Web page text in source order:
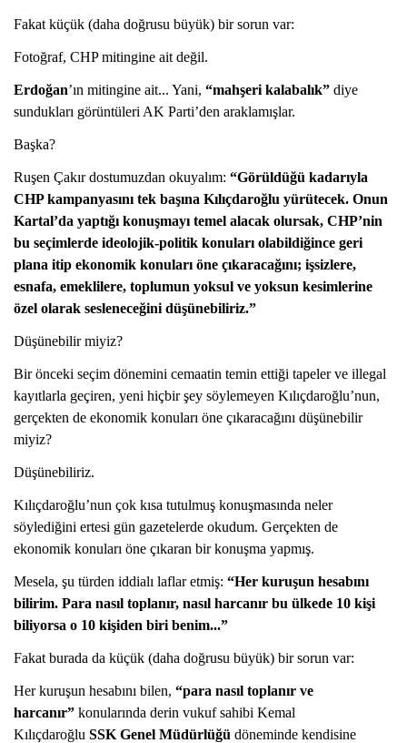
Fakat küçük (daha doğrusu büyük) bir sorun var:
Fotoğraf, CHP mitingine ait değil.
Erdoğan’ın mitingine ait... Yani, “mahşeri kalabalık” diye
sundukları görüntüleri AK Parti’den araklamışlar.
Başka?
Ruşen Çakır dostumuzdan okuyalım: “Görüldüğü kadarıyla
CHP kampanyasını tek başına Kılıçdaroğlu yürütecek. Onun
Kartal’da yaptığı konuşmayı temel alacak olursak, CHP’nin
bu seçimlerde ideolojik-politik konuları olabildiğince geri
plana itip ekonomik konuları öne çıkaracağını; işsizlere,
esnafa, emeklilere, toplumun yoksul ve yoksun kesimlerine
özel olarak sesleneceğini düşünebiliriz.”
Düşünebilir miyiz?
Bir önceki seçim dönemini cemaatin temin ettiği tapeler ve illegal
kayıtlarla geçiren, yeni hiçbir şey söylemeyen Kılıçdaroğlu’nun,
gerçekten de ekonomik konuları öne çıkaracağını düşünebilir
miyiz?
Düşünebiliriz.
Kılıçdaroğlu’nun çok kısa tutulmuş konuşmasında neler
söylediğini ertesi gün gazetelerde okudum. Gerçekten de
ekonomik konuları öne çıkaran bir konuşma yapmış.
Mesela, şu türden iddialı laflar etmiş: “Her kuruşun hesabını
bilirim. Para nasıl toplanır, nasıl harcanır bu ülkede 10 kişi
biliyorsa o 10 kişiden biri benim...”
Fakat burada da küçük (daha doğrusu büyük) bir sorun var:
Her kuruşun hesabını bilen, “para nasıl toplanır ve
harcanır” konularında derin vukuf sahibi Kemal
Kılıçdaroğlu SSK Genel Müdürlüğü döneminde kendisine